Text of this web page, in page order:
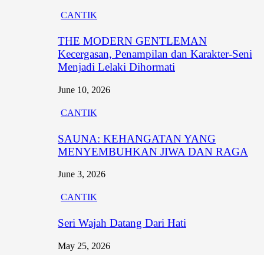
CANTIK
THE MODERN GENTLEMAN
Kecergasan, Penampilan dan Karakter-Seni
Menjadi Lelaki Dihormati
June 10, 2026
CANTIK
SAUNA: KEHANGATAN YANG
MENYEMBUHKAN JIWA DAN RAGA
June 3, 2026
CANTIK
Seri Wajah Datang Dari Hati
May 25, 2026